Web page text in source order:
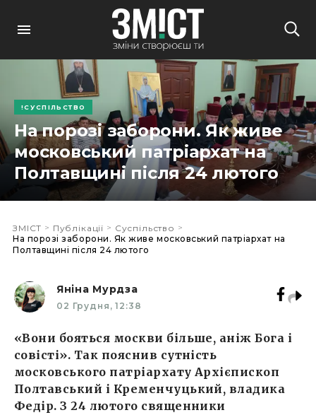
СУСПІЛЬСТВО
На порозі заборони. Як живе
московський патріархат на
Полтавщині після 24 лютого
ЗМІСТ > Публікації > Суспільство >
На порозі заборони. Як живе московський патріархат на
Полтавщині після 24 лютого
Яніна Мурдза
02 Грудня, 12:38
«Вони бояться москви більше, аніж Бога і
совісті». Так пояснив сутність
московського патріархату Архієпископ
Полтавський і Кременчуцький, владика
Федір. З 24 лютого священники